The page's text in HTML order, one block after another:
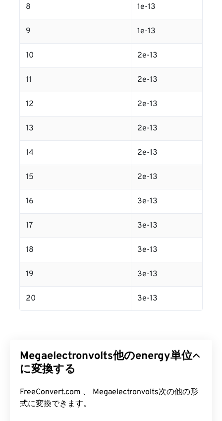
8 1e-13
9 1e-13
10 2e-13
11 2e-13
12 2e-13
13 2e-13
14 2e-13
15 2e-13
16 3e-13
17 3e-13
18 3e-13
19 3e-13
20 3e-13
Megaelectronvolts他のenergy単位
に変換する
FreeConvert.com 、 Megaelectronvolts次の他の形
式に変換できます。